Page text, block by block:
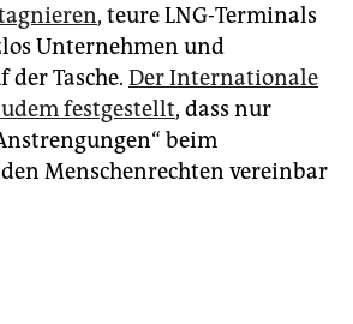
, teure LNG-Terminals
Unternehmen und
der Tasche. Der Internationale
festgestellt, dass nur
beim
Menschenrechten vereinbar